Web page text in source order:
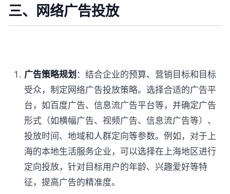
三、网络广告投放
广告策略规划 ：结合企业的预算、营销目标和目标
受众，制定网络广告投放策略。选择合适的广告平
台，如百度广告、信息流广告平台等，并确定广告
形式（如横幅广告、视频广告、信息流广告等）、
投放时间、地域和人群定向等参数。例如，对于上
海的本地生活服务企业，可以选择在上海地区进行
定向投放，针对目标用户的年龄、兴趣爱好等特
征，提高广告的精准度。